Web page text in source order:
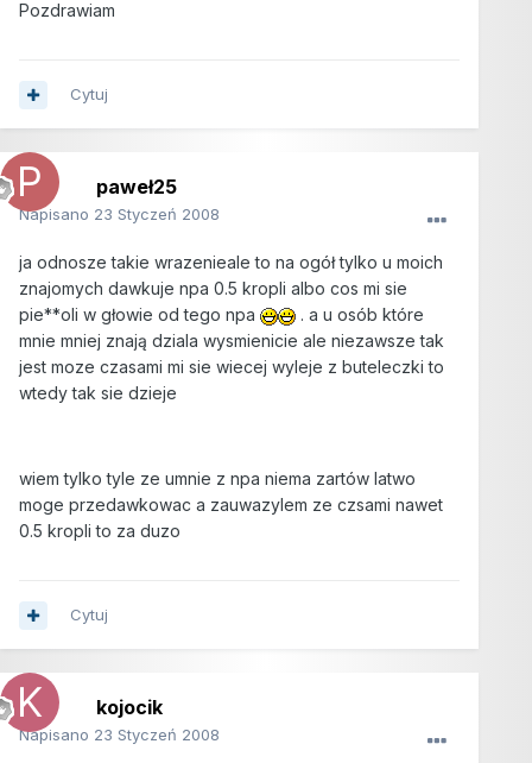
Pozdrawiam
Cytuj
paweł25
Napisano 23 Styczeń 2008
ja odnosze takie wrazenieale to na ogół tylko u moich
znajomych dawkuje npa 0.5 kropli albo cos mi sie
pie**oli w głowie od tego npa
. a u osób które
mnie mniej znają dziala wysmienicie ale niezawsze tak
jest moze czasami mi sie wiecej wyleje z buteleczki to
wtedy tak sie dzieje
wiem tylko tyle ze umnie z npa niema zartów latwo
moge przedawkowac a zauwazylem ze czsami nawet
0.5 kropli to za duzo
Cytuj
kojocik
Napisano 23 Styczeń 2008